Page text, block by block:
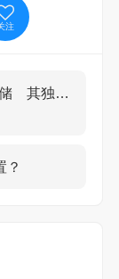
注
（中通论坛）沃什“掌舵”的美联储 其独立性和降息前景如何？
？